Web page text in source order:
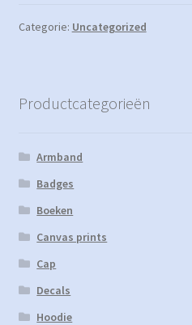
Categorie: Uncategorized
Productcategorieën
Armband
Badges
Boeken
Canvas prints
Cap
Decals
Hoodie